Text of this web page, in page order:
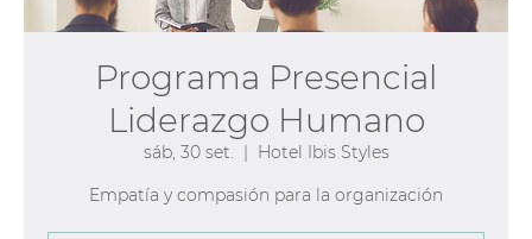
Programa Presencial
Liderazgo Humano
sáb, 30 set.
Hotel Ibis Styles
Empatía y compasión para la organización